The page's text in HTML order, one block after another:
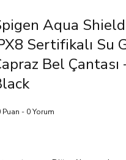
Aqua
Sertifikalı Su
Bel Çantası
Puan - 0 Yorum